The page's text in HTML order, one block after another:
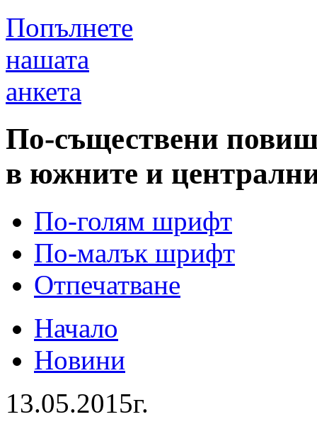
Попълнете
нашата
анкета
По-съществени
в южните и
По-голям шрифт
По-малък шрифт
Отпечатване
Начало
Новини
13.05.2015г.